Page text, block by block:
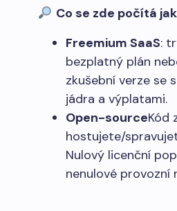
Co se zde počítá
Freemium SaaS:
bezplatný plán
zkušební verze se
jádra a výplatami.
Open-sourceKód
hostujete/
Nulový licenční
nenulové provozní